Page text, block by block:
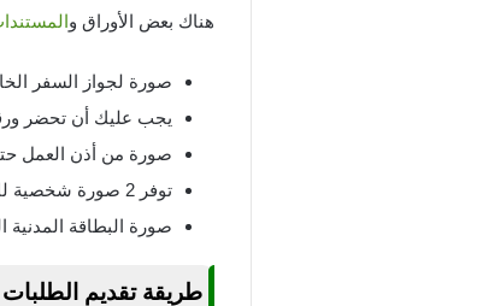
هناك بعض الأوراق و
صورة لجواز السفر الخاص
يجب عليك أن تحضر
صورة من أذن العمل
توفر 2 صورة شخصية لك مقاس 4*6.
صورة البطاقة المدنية
طريقة تقديم الطلبات